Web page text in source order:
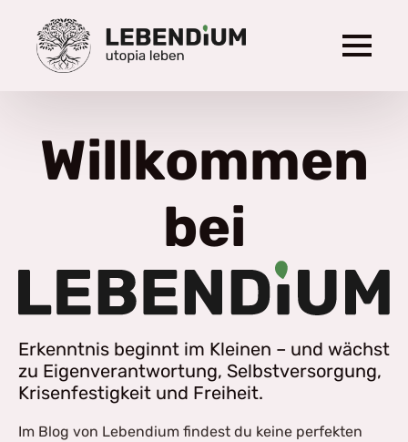
Willkommen
bei
Erkenntnis beginnt im Kleinen – und wächst
zu Eigenverantwortung, Selbstversorgung,
Krisenfestigkeit und Freiheit.
Im Blog von Lebendium findest du keine perfekten